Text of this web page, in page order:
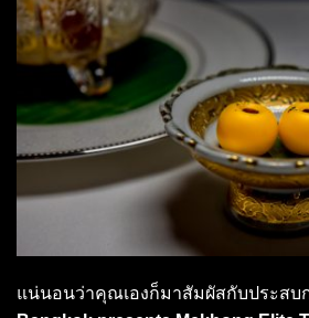
แน่นอนว่าคุณเองก็มาสัมผัสกับประสบ